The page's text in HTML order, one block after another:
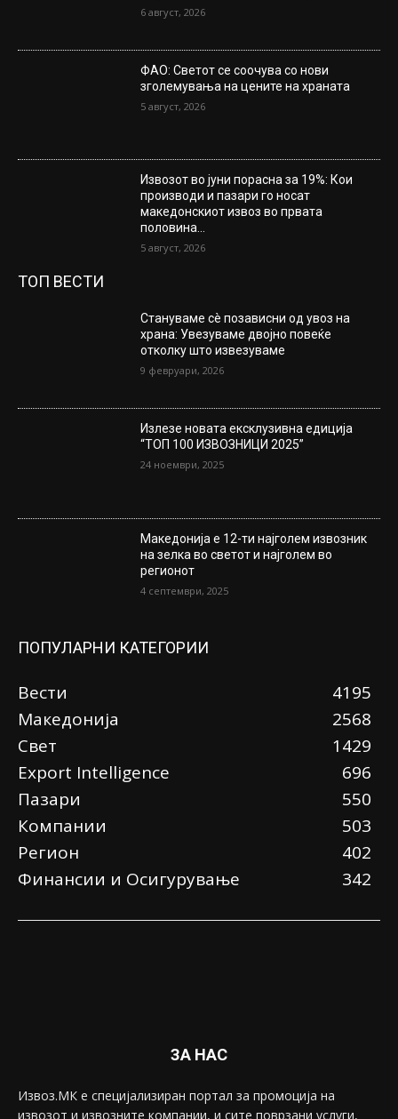
6 август, 2026
ФАО: Светот се соочува со нови
зголемувања на цените на храната
5 август, 2026
Извозот во јуни порасна за 19%: Кои
производи и пазари го носат
македонскиот извоз во првата
половина...
5 август, 2026
ТОП ВЕСТИ
Стануваме сè позависни од увоз на
храна: Увезуваме двојно повеќе
отколку што извезуваме
9 февруари, 2026
Излезе новата ексклузивна едиција
“ТОП 100 ИЗВОЗНИЦИ 2025”
24 ноември, 2025
Македонија е 12-ти најголем извозник
на зелка во светот и најголем во
регионот
4 септември, 2025
ПОПУЛАРНИ КАТЕГОРИИ
Вести
4195
Македонија
2568
Свет
1429
Еxport Intelligence
696
Пазари
550
Компании
503
Регион
402
Финансии и Осигурување
342
ЗА НАС
Извоз.МК е специјализиран портал за промоција на
извозот и извозните компании, и сите поврзани услуги,